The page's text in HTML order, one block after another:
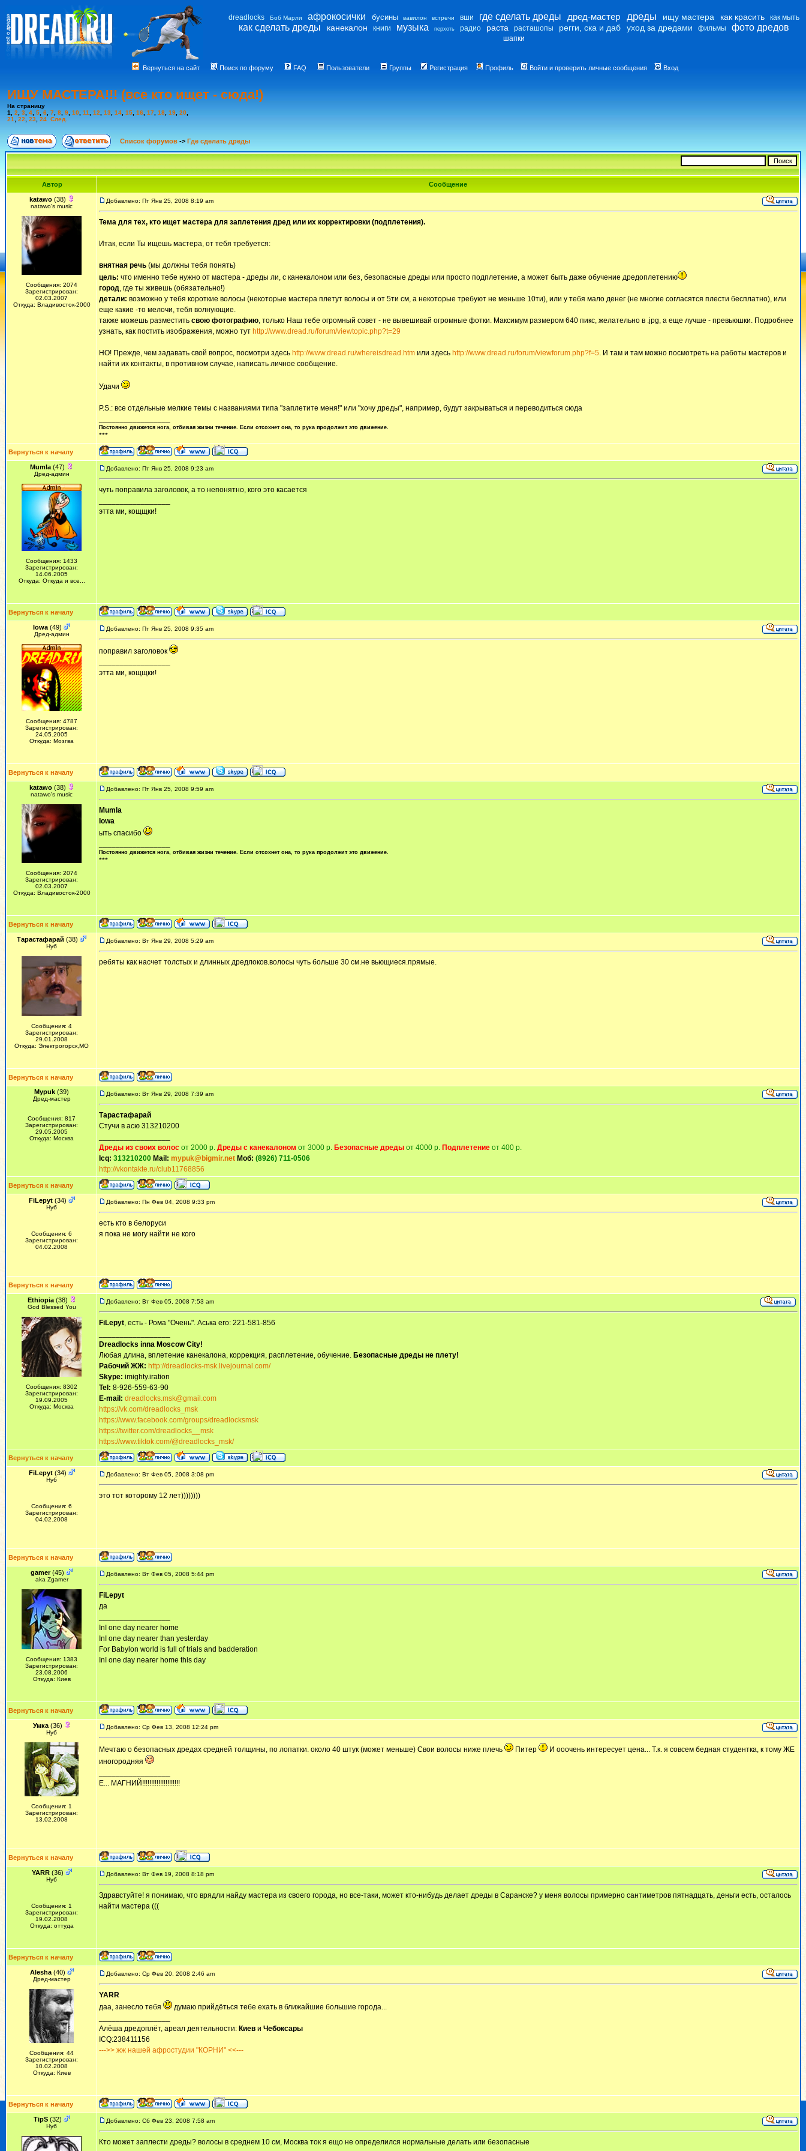
dreadlocks Боб Марли афрокосички бусины вавилон встречи вши где сделать дреды дред-мастер дреды ищу мастера как красить как мыть
как сделать дреды канекалон книги музыка перхоть радио раста расташопы регги, ска и даб уход за дредами фильмы фото дредов
шапки
Вернуться на сайт Поиск по форуму FAQ Пользователи Группы Регистрация Профиль Войти и проверить личные сообщения Вход
ИЩУ МАСТЕРА!!! (все кто ищет - сюда!)
На страницу
1
2 3 4 5 6 7 8 9 10 11 12 13 14 15 16 17 18 19 20
21
22 23 24 След.
Список форумов -> Где сделать дреды
Автор Сообщение
katawo(38)
natawo's music
Сообщения: 2074
Зарегистрирован:
02.03.2007
Откуда: Владивосток-2000
Добавлено: Пт Янв 25, 2008 8:19 am
Тема для тех, кто ищет мастера для заплетения дред или их корректировки (подплетения).
Итак, если Ты ищешь мастера, от тебя требуется:
внятная речь (мы должны тебя понять)
цель: что именно тебе нужно от мастера - дреды ли, с канекалоном или без, безопасные дреды или просто подплетение, а может быть даже обучение дредоплетению
город, где ты живешь (обязательно!)
детали: возможно у тебя короткие волосы (некоторые мастера плетут волосы и от 5ти см, а некоторые требуют не меньше 10ти), или у тебя мало денег (не многие согласятся плести бесплатно), или
еще какие -то мелочи, тебя волнующие.
также можешь разместить свою фотографию, только Наш тебе огромный совет - не вывешивай огромные фотки. Максимум размером 640 пикс, желательно в .jpg, а еще лучше - превьюшки. Подробнее
узнать, как постить изображения, можно тут http://www.dread.ru/forum/viewtopic.php?t=29
НО! Прежде, чем задавать свой вопрос, посмотри здесь http://www.dread.ru/whereisdread.htm или здесь http://www.dread.ru/forum/viewforum.php?f=5. И там и там можно посмотреть на работы мастеров и
найти их контакты, в противном случае, написать личное сообщение.
Удачи
P.S.: все отдельные мелкие темы с названиями типа "заплетите меня!" или "хочу дреды", например, будут закрываться и переводиться сюда
Постоянно движется нога, отбивая жизни течение. Если отсохнет она, то рука продолжит это движение.
***
Вернуться к началу
Mumla (47)
Дред-админ
Сообщения: 1433
Зарегистрирован:
14.06.2005
Откуда: Откуда и все...
Добавлено: Пт Янв 25, 2008 9:23 am
чуть поправила заголовок, а то непонятно, кого это касается
этта ми, кощщки!
Вернуться к началу
Iowa (49)
Дред-админ
Сообщения: 4787
Зарегистрирован:
24.05.2005
Откуда: Мозгва
Добавлено: Пт Янв 25, 2008 9:35 am
поправил заголовок
этта ми, кощщки!
Вернуться к началу
katawo(38)
natawo's music
Сообщения: 2074
Зарегистрирован:
02.03.2007
Откуда: Владивосток-2000
Добавлено: Пт Янв 25, 2008 9:59 am
Mumla
Iowa
ыть спасибо
Постоянно движется нога, отбивая жизни течение. Если отсохнет она, то рука продолжит это движение.
***
Вернуться к началу
Тарастафарай (38)
Нуб
Сообщения: 4
Зарегистрирован:
29.01.2008
Откуда: Электрогорск,МО
Добавлено: Вт Янв 29, 2008 5:29 am
ребяты как насчет толстых и длинных дредлоков.волосы чуть больше 30 см.не вьющиеся.прямые.
Вернуться к началу
Mypuk (39)
Дред-мастер
Сообщения: 817
Зарегистрирован:
29.05.2005
Откуда: Москва
Добавлено: Вт Янв 29, 2008 7:39 am
Тарастафарай
Стучи в асю 313210200
Дреды из своих волос от 2000 р. Дреды с канекалоном от 3000 р. Безопасные дреды от 4000 р. Подплетение от 400 р.
Icq: 313210200 Mail: mypuk@bigmir.net Моб: (8926) 711-0506
http://vkontakte.ru/club11768856
Вернуться к началу
FiLepyt(34)
Нуб
Сообщения: 6
Зарегистрирован:
04.02.2008
Добавлено: Пн Фев 04, 2008 9:33 pm
есть кто в белоруси
я пока не могу найти не кого
Вернуться к началу
Ethiopia(38)
God Blessed You
Сообщения: 8302
Зарегистрирован:
19.09.2005
Откуда: Москва
Добавлено: Вт Фев 05, 2008 7:53 am
FiLepyt, есть - Рома "Очень". Аська его: 221-581-856
Dreadlocks inna Moscow Сity!
Любая длина, вплетение канекалона, коррекция, расплетение, обучение. Безопасные дреды не плету!
Рабочий ЖЖ: http://dreadlocks-msk.livejournal.com/
Skype: imighty.iration
Tel: 8-926-559-63-90
E-mail: dreadlocks.msk@gmail.com
https://vk.com/dreadlocks_msk
https://www.facebook.com/groups/dreadlocksmsk
https://twitter.com/dreadlocks__msk
https://www.tiktok.com/@dreadlocks_msk/
Вернуться к началу
FiLepyt(34)
Нуб
Сообщения: 6
Зарегистрирован:
04.02.2008
Добавлено: Вт Фев 05, 2008 3:08 pm
это тот которому 12 лет))))))))
Вернуться к началу
gamer(45)
aka Zgamer
Сообщения: 1383
Зарегистрирован:
23.08.2006
Откуда: Киев
Добавлено: Вт Фев 05, 2008 5:44 pm
FiLepyt
да
InI one day nearer home
InI one day nearer than yesterday
For Babylon world is full of trials and badderation
InI one day nearer home this day
Вернуться к началу
Умка(36)
Нуб
Сообщения: 1
Зарегистрирован:
13.02.2008
Добавлено: Ср Фев 13, 2008 12:24 pm
Мечтаю о безопасных дредах средней толщины, по лопатки. около 40 штук (может меньше) Свои волосы ниже плечь Питер
И ооочень интересует цена... Т.к. я совсем бедная студентка, к тому ЖЕ
иногородняя
Е... МАГНИЙ!!!!!!!!!!!!!!!!!!!!!
Вернуться к началу
YARR(36)
Нуб
Сообщения: 1
Зарегистрирован:
19.02.2008
Откуда: оттуда
Добавлено: Вт Фев 19, 2008 8:18 pm
Здравстуйте! я понимаю, что врядли найду мастера из своего города, но все-таки, может кто-нибудь делает дреды в Саранске? у меня волосы примерно сантиметров пятнадцать, деньги есть, осталось
найти мастера (((
Вернуться к началу
Alesha(40)
Дред-мастер
Сообщения: 44
Зарегистрирован:
10.02.2008
Откуда: Киев
Добавлено: Ср Фев 20, 2008 2:46 am
YARR
даа, занесло тебя
думаю прийдёться тебе ехать в ближайшие большие города...
Алёша дредоплёт, ареал деятельности: Киев и Чебоксары
ICQ:238411156
--->> жж нашей афростудии "КОРНИ" <<---
Вернуться к началу
TipS(32)
Нуб
Добавлено: Сб Фев 23, 2008 7:58 am
Кто может заплести дреды? волосы в среднем 10 см, Москва ток я ещо не определился нормальные делать или безопасные